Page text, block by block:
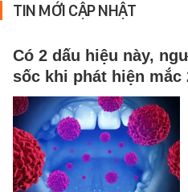
TIN MỚI CẬP NHẬT
Có 2 dấu hiệu này,
sốc khi phát hiện